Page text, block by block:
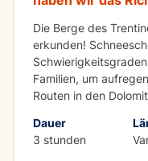
Die Berge des
erkunden!
Familien, um
Routen in den
Dauer
3 stunden